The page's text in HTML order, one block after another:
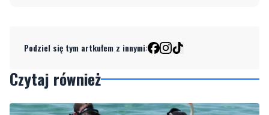
Podziel się tym artkułem z innymi:
Czytaj również